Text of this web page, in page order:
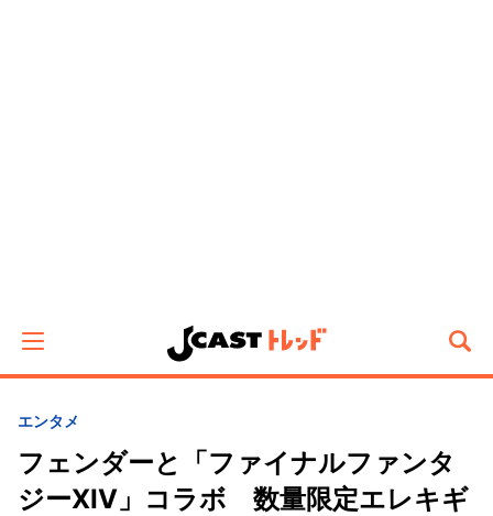
エンタメ
フェンダーと「ファイナルファンタ
ジーXIV」コラボ 数量限定エレキギ